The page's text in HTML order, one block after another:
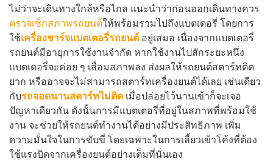
ไม่ว่าจะเดินทางใกล้หรือไกล แนะนำว่าก่อนออกเดินทางควร
ตรวจเช็กสภาพรถยนต์ให้พร้อมรวมไปถึงแบตเตอรี่ โดยการ
ใช้เครื่องชาร์จแบตเตอรี่รถยนต์ อยู่เสมอ เนื่องจากแบตเตอรี่
รถยนต์มีอายุการใช้งานจำกัด หากใช้งานไปสักระยะหนึ่ง
แบตเตอรี่จะค่อย ๆ เสื่อมสภาพลง ส่งผลให้รถยนต์สตาร์ทติด
ยาก หรืออาจจะไม่สามารถสตาร์ทเครื่องยนต์ได้เลย เช่นเดียว
กับรถจอดนานสตาร์ทไม่ติด เมื่อปล่อยไว้นานเข้าก็จะเจอ
ปัญหาเดียวกัน ดังนั้นการมีแบตเตอรี่ที่อยู่ในสภาพที่พร้อมใช้
งาน จะช่วยให้รถยนต์ทำงานได้อย่างมีประสิทธิภาพ เพิ่ม
ความมั่นใจในการขับขี่ โดยเฉพาะในการเลี้ยวเข้าโค้งที่ต้อง
ใช้แรงบิดจากเครื่องยนต์อย่างเต็มที่นั่นเอง